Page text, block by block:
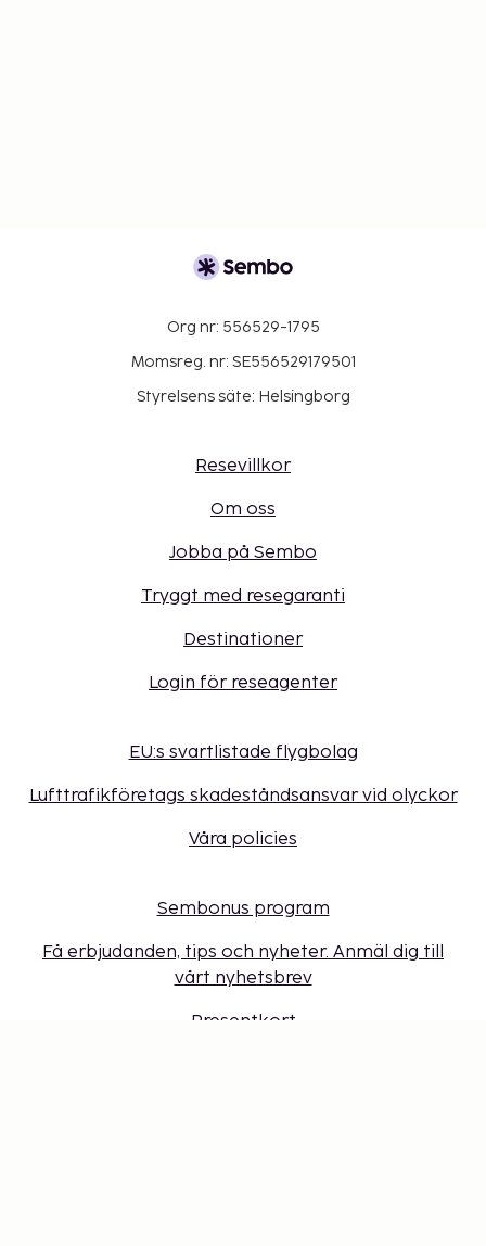
Org nr: 556529-1795
Momsreg. nr: SE556529179501
Styrelsens säte: Helsingborg
Resevillkor
Om oss
Jobba på Sembo
Tryggt med resegaranti
Destinationer
Login för reseagenter
EU:s svartlistade flygbolag
Lufttrafikföretags skadeståndsansvar vid olyckor
Våra policies
Sembonus program
Få erbjudanden, tips och nyheter. Anmäl dig till
vårt nyhetsbrev
Presentkort